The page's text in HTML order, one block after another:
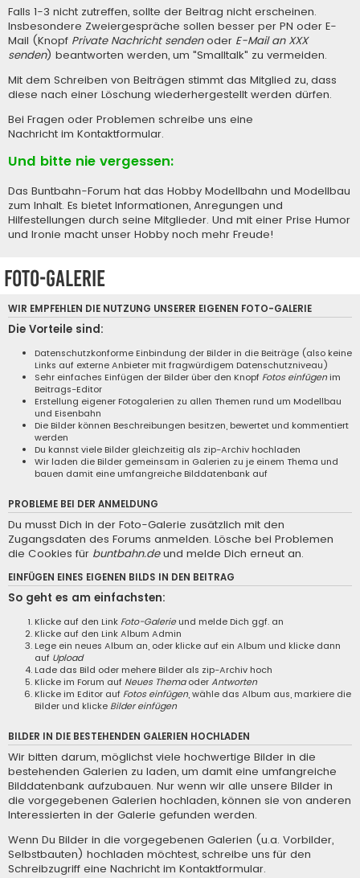
Falls 1-3 nicht zutreffen, sollte der Beitrag nicht erscheinen.
Insbesondere Zweiergespräche sollen besser per PN oder E-
Mail (Knopf Private Nachricht sendenoder E-Mail an XXX
senden) beantworten werden, um "Smalltalk" zu vermeiden.
Mit dem Schreiben von Beiträgen stimmt das Mitglied zu, dass
diese nach einer Löschung wiederhergestellt werden dürfen.
Bei Fragen oder Problemen schreibe uns eine
Nachricht im Kontaktformular.
Und bitte nie vergessen:
Das Buntbahn-Forum hat das Hobby Modellbahn und Modellbau
zum Inhalt. Es bietet Informationen, Anregungen und
Hilfestellungen durch seine Mitglieder. Und mit einer Prise Humor
und Ironie macht unser Hobby noch mehr Freude!
Foto-Galerie
WIR EMPFEHLEN DIE NUTZUNG UNSERER EIGENEN FOTO-GALERIE
Die Vorteile sind:
Datenschutzkonforme Einbindung der Bilder in die Beiträge (also keine
Links auf externe Anbieter mit fragwürdigem Datenschutzniveau)
Sehr einfaches Einfügen der Bilder über den Knopf Fotos einfügenim
Beitrags-Editor
Erstellung eigener Fotogalerien zu allen Themen rund um Modellbau
und Eisenbahn
Die Bilder können Beschreibungen besitzen, bewertet und kommentiert
werden
Du kannst viele Bilder gleichzeitig als zip-Archiv hochladen
Wir laden die Bilder gemeinsam in Galerien zu je einem Thema und
bauen damit eine umfangreiche Bilddatenbank auf
PROBLEME BEI DER ANMELDUNG
Du musst Dich in der Foto-Galerie zusätzlich mit den
Zugangsdaten des Forums anmelden. Lösche bei Problemen
die Cookies für buntbahn.deund melde Dich erneut an.
EINFÜGEN EINES EIGENEN BILDS IN DEN BEITRAG
So geht es am einfachsten:
Klicke auf den Link Foto-Galerieund melde Dich ggf. an
Klicke auf den LinkAlbum Admin
Lege ein neues Album an, oder klicke auf ein Album und klicke dann
auf Upload
Lade das Bild oder mehere Bilder als zip-Archiv hoch
Klicke im Forum auf Neues ThemaoderAntworten
Klicke im Editor auf Fotos einfügen , wähle das Album aus, markiere die
Bilder und klicke Bilder einfügen
BILDER IN DIE BESTEHENDEN GALERIEN HOCHLADEN
Wir bitten darum, möglichst viele hochwertige Bilder in die
bestehenden Galerien zu laden, um damit eine umfangreiche
Bilddatenbank aufzubauen. Nur wenn wir alle unsere Bilder in
die vorgegebenen Galerien hochladen, können sie von anderen
Interessierten in der Galerie gefunden werden.
Wenn Du Bilder in die vorgegebenen Galerien (u.a. Vorbilder,
Selbstbauten) hochladen möchtest, schreibe uns für den
Schreibzugriff eine Nachricht im Kontaktformular.